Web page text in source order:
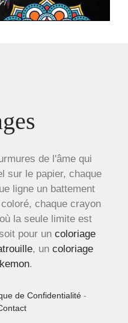
de l'âme qui
sur le papier, chaque
ligne un battement
chaque crayon
la seule limite est
pour un coloriage
, un coloriage
.
de Confidentialité -